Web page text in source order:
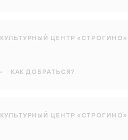
КУЛЬТУРНЫЙ ЦЕНТР «СТРОГИНО»
• КАК ДОБРАТЬСЯ?
КУЛЬТУРНЫЙ ЦЕНТР «СТРОГИНО»